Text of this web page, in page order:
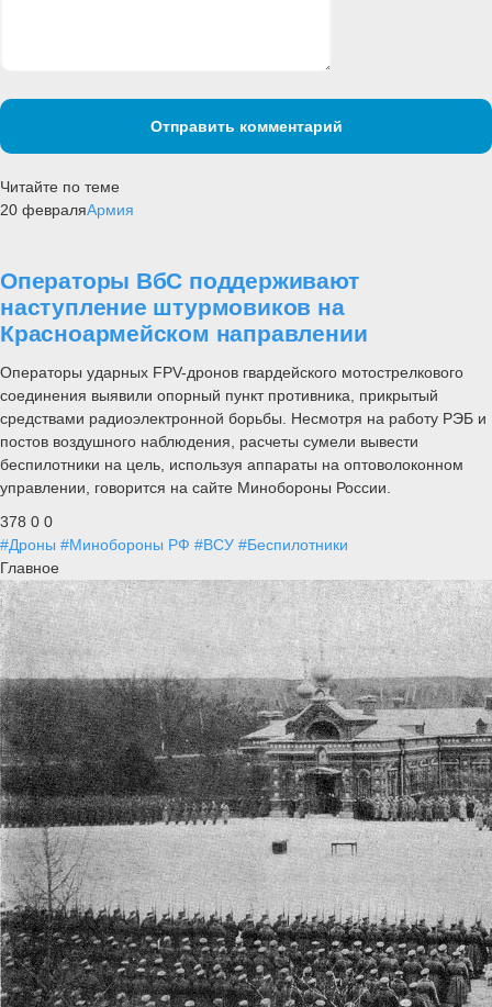
Отправить комментарий
Читайте по теме
20 февраляАрмия
Операторы ВбС поддерживают
наступление штурмовиков на
Красноармейском направлении
Операторы ударных FPV-дронов гвардейского мотострелкового
соединения выявили опорный пункт противника, прикрытый
средствами радиоэлектронной борьбы. Несмотря на работу РЭБ и
постов воздушного наблюдения, расчеты сумели вывести
беспилотники на цель, используя аппараты на оптоволоконном
управлении, говорится на сайте Минобороны России.
378 0 0
#Дроны #Минобороны РФ #ВСУ #Беспилотники
Главное